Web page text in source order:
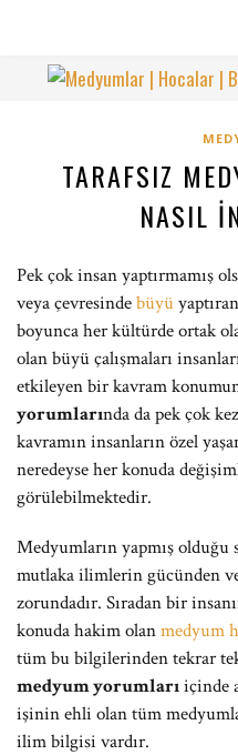
TARAFSIZ
NASIL
Pek çok insan yaptırmamış
veya çevresindebüyü
boyunca her kültürde ortak
olan büyü çalışmaları
etkileyen bir kavram
yorumlarında da pek çok
kavramın insanların özel
neredeyse her konuda
görülebilmektedir.
Medyumların yapmış olduğu
mutlaka ilimlerin gücünden
zorundadır. Sıradan bir
konuda hakim olanmedyum
tüm bu bilgilerinden tekrar
medyum yorumlarıiçinde
işinin ehli olan tüm
ilim bilgisi vardır.